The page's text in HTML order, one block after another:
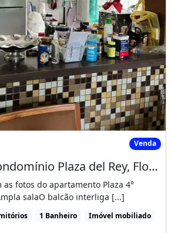
Condomínio Plaza del Rey Venda
Ver por Fora Condomínio Plaza del Rey, Flores - Manaus - Am
as fotos do apartamento Plaza 4°
salaO balcão interliga [...]
1 Banheiro Imóvel mobiliado